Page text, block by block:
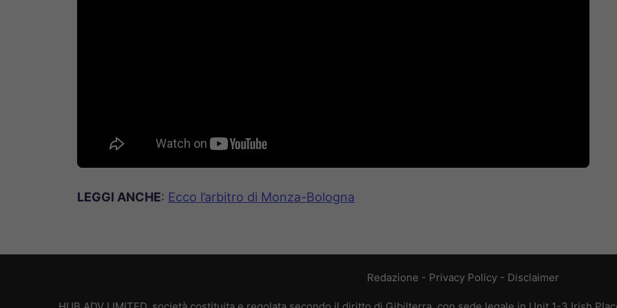
LEGGI ANCHE: Ecco l’arbitro di Monza-Bologna
Redazione - Privacy Policy- Disclaimer